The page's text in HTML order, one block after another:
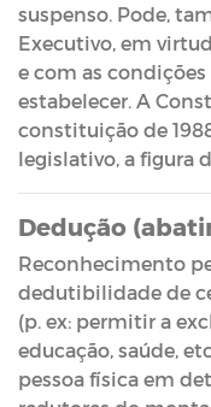
suspenso. Pode,
Executivo, em
e com as
estabelecer. A
constituição de
legislativo, a figura
Dedução
Reconhecimento
dedutibilidade de
(p. ex: permitir a
educação, saúde,
pessoa física em